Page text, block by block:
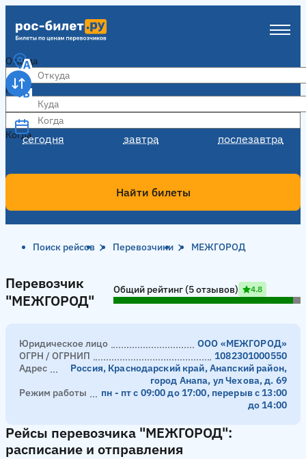
Откуда
Куда
Когда
сегодня завтра послезавтра
Когда
Найти билеты
Поиск рейсов Перевозчики МЕЖГОРОД
Перевозчик "МЕЖГОРОД"
Перевозчик
"МЕЖГОРОД"
Общий рейтинг (5 отзывов) 4.8
Юридическое лицо
ООО «МЕЖГОРОД»
ОГРН / ОГРНИП
1082301000550
Адрес
Россия, Краснодарский край, Анапский район,
город Анапа, ул Чехова, д. 69
Режим работы
пн - пт с 09:00 до 17:00, перерыв с 13:00
до 14:00
Рейсы перевозчика "МЕЖГОРОД":
расписание и отправления